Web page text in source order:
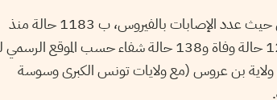
تحتل ولاية بن عروس المرتبة الثانية على المستوى الوطني من حيث عدد الإصابات بالفيروس، ب 1183 حالة منذ
مارس 2020، منهم 1033 حالة لا تزال حاملة للفيروس و12 حالة وفاة و138 حالة شفاء حسب
بن عروس (مع ولايات تونس الكبرى وسوسة